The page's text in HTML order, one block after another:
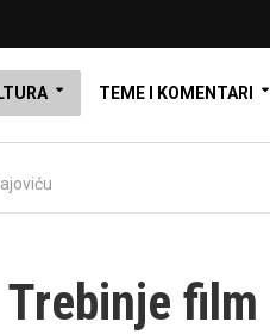
TEME I KOMENTARI
film